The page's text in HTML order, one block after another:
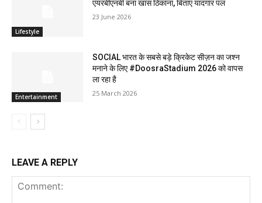
Lifestyle
एयरबीएनबी बना खास ठिकाना, बिताए यादगार पल
23 June 2026
Entertainment
SOCIAL भारत के सबसे बड़े क्रिकेट सीज़न का जश्न
मनाने के लिए #DoosraStadium 2026 को वापस
ला रहा है
25 March 2026
LEAVE A REPLY